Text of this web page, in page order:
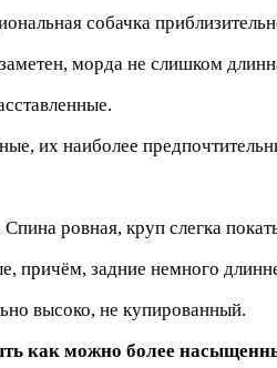
собачка
морда не слишком
их наиболее
ровная, круп слегка
причём, задние немного
высоко, не купированный.
как можно более